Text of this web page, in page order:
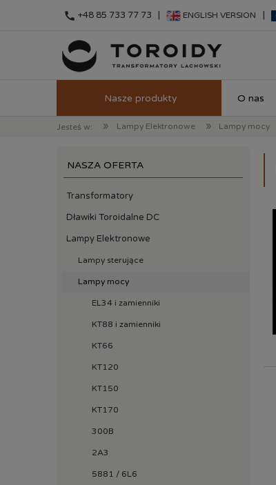
O nas
Jesteś w: » Lampy Elektronowe » Lampy mocy
call +48 85 733 77 73 | ENGLISH VERSION
NASZA OFERTA
Transformatory
Dławiki Toroidalne DC
Lampy Elektronowe
Lampy sterujące
Lampy mocy
EL34 i zamienniki
KT88 i zamienniki
KT66
KT120
KT150
KT170
300B
2A3
5881 / 6L6